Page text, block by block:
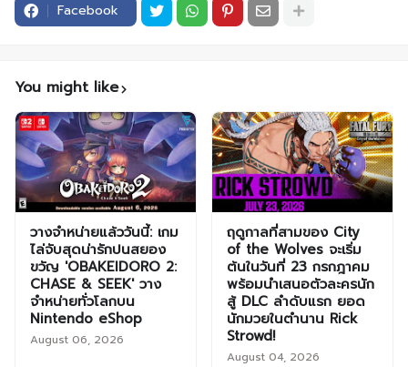
Facebook
You might like
วางจำหน่ายแล้ววันนี้: เกม
ไล่จับสุดน่ารักปนสยอง
ขวัญ 'OBAKEIDORO 2:
CHASE & SEEK' วาง
จำหน่ายทั่วโลกบน
Nintendo eShop
August 06, 2026
ฤดูกาลที่สามของ City
of the Wolves จะเริ่ม
ต้นในวันที่ 23 กรกฎาคม
พร้อมนำเสนอตัวละครนัก
สู้ DLC ลำดับแรก ยอด
นักมวยในตำนาน Rick
Strowd!
August 04, 2026